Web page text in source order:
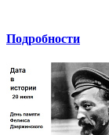
Подробности